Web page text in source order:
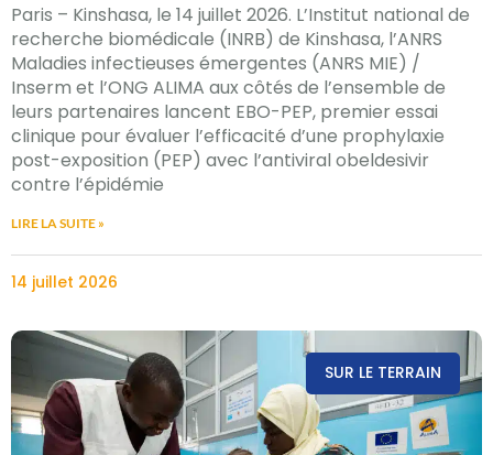
Paris – Kinshasa, le 14 juillet 2026. L’Institut national de
recherche biomédicale (INRB) de Kinshasa, l’ANRS
Maladies infectieuses émergentes (ANRS MIE) /
Inserm et l’ONG ALIMA aux côtés de l’ensemble de
leurs partenaires lancent EBO-PEP, premier essai
clinique pour évaluer l’efficacité d’une prophylaxie
post-exposition (PEP) avec l’antiviral obeldesivir
contre l’épidémie
LIRE LA SUITE »
14 juillet 2026
SUR LE TERRAIN